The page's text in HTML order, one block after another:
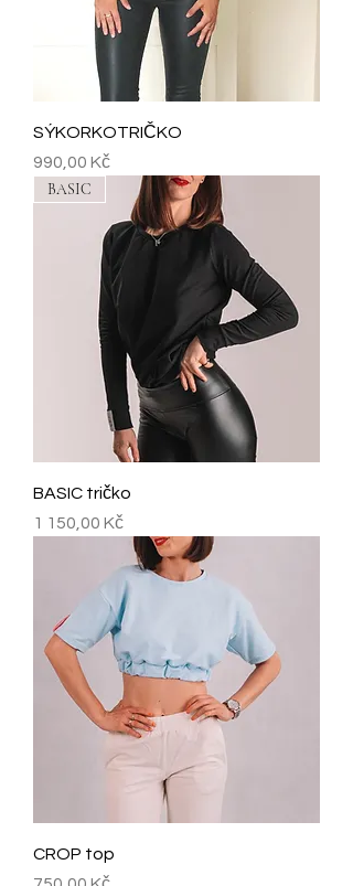
SÝKORKOTRIČKO
Cena
990,00 Kč
BASIC
BASIC tričko
Cena
1 150,00 Kč
CROP top